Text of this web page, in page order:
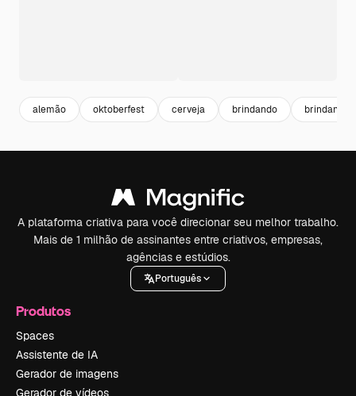
alemão oktoberfest cerveja brindando brindando
A plataforma criativa para você direcionar seu melhor trabalho.
Mais de 1 milhão de assinantes entre criativos, empresas,
agências e estúdios.
Português
Produtos
Spaces
Assistente de IA
Gerador de imagens
Gerador de vídeos